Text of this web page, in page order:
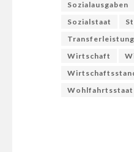
Sozialausgaben
Sozialstaat
Wirtschaft
Wohlfahrtsstaat